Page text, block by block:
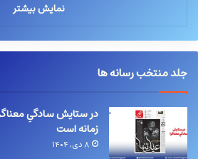
نمایش بیشتر
جلد منتخب رسانه ها
در ستایش سادگیِ
زمانه است
۸ دی, ۱۴۰۴